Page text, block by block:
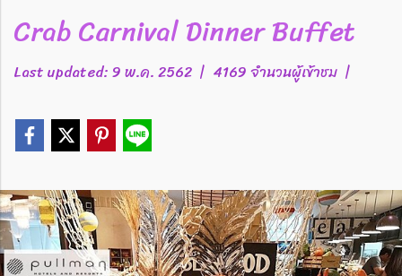
Crab Carnival Dinner Buffet
Last updated: 9 พ.ค. 2562 | 4169 จำนวนผู้เข้าชม |